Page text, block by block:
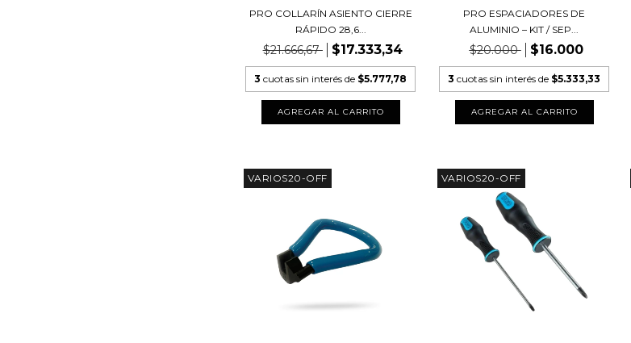
PRO COLLARÍN ASIENTO CIERRE
RÁPIDO 28,6...
$21.666,67 $17.333,34
3 cuotas sin interés de $5.777,78
PRO ESPACIADORES DE
ALUMINIO – KIT / SEP...
$20.000 $16.000
3 cuotas sin interés de $5.333,33
VARIOS20-OFF VARIOS20-OFF